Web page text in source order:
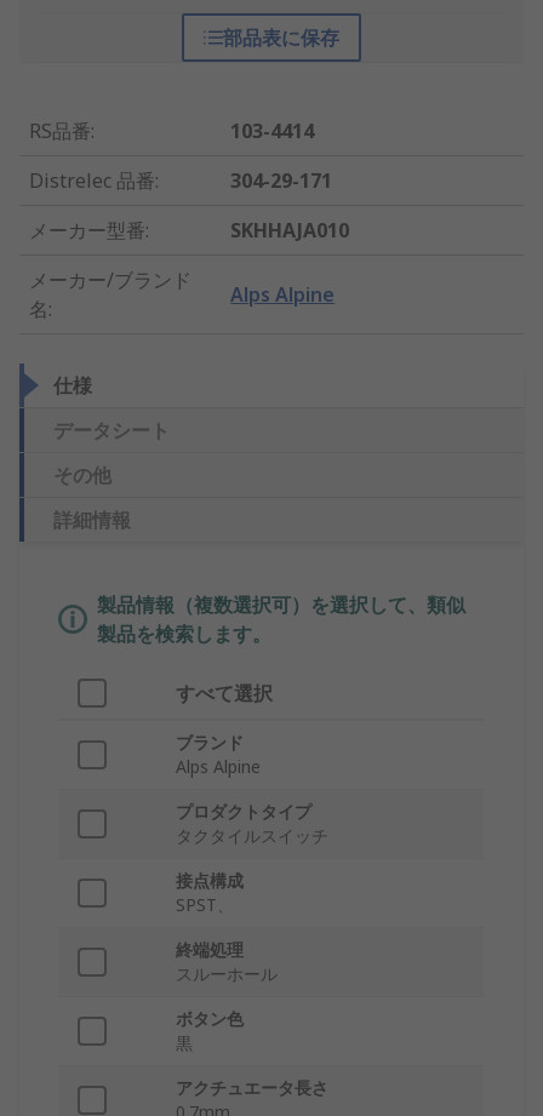
部品表に保存
RS品番:
103-4414
Distrelec 品番:
304-29-171
メーカー型番:
SKHHAJA010
メーカー/ブランド
名:
Alps Alpine
仕様
データシート
その他
詳細情報
製品情報（複数選択可）を選択して、類似
製品を検索します。
すべて選択
ブランド
Alps Alpine
プロダクトタイプ
タクタイルスイッチ
接点構成
SPST、
終端処理
スルーホール
ボタン色
黒
アクチュエータ長さ